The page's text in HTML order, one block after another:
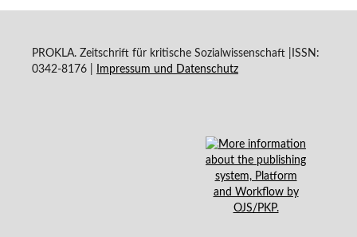
PROKLA. Zeitschrift für kritische Sozialwissenschaft |ISSN:
0342-8176 |
Impressum und Datenschutz